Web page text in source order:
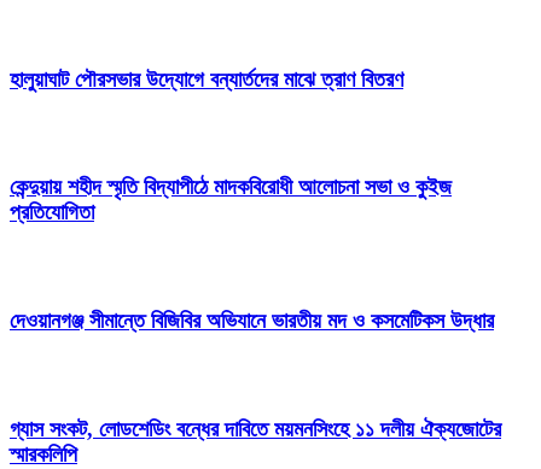
হালুয়াঘাট পৌরসভার উদ্যোগে বন্যার্তদের মাঝে ত্রাণ বিতরণ
কেন্দুয়ায় শহীদ স্মৃতি বিদ্যাপীঠে মাদকবিরোধী আলোচনা সভা ও কুইজ
প্রতিযোগিতা
দেওয়ানগঞ্জ সীমান্তে বিজিবির অভিযানে ভারতীয় মদ ও কসমেটিকস উদ্ধার
গ্যাস সংকট, লোডশেডিং বন্ধের দাবিতে ময়মনসিংহে ১১ দলীয় ঐক্যজোটের
স্মারকলিপি